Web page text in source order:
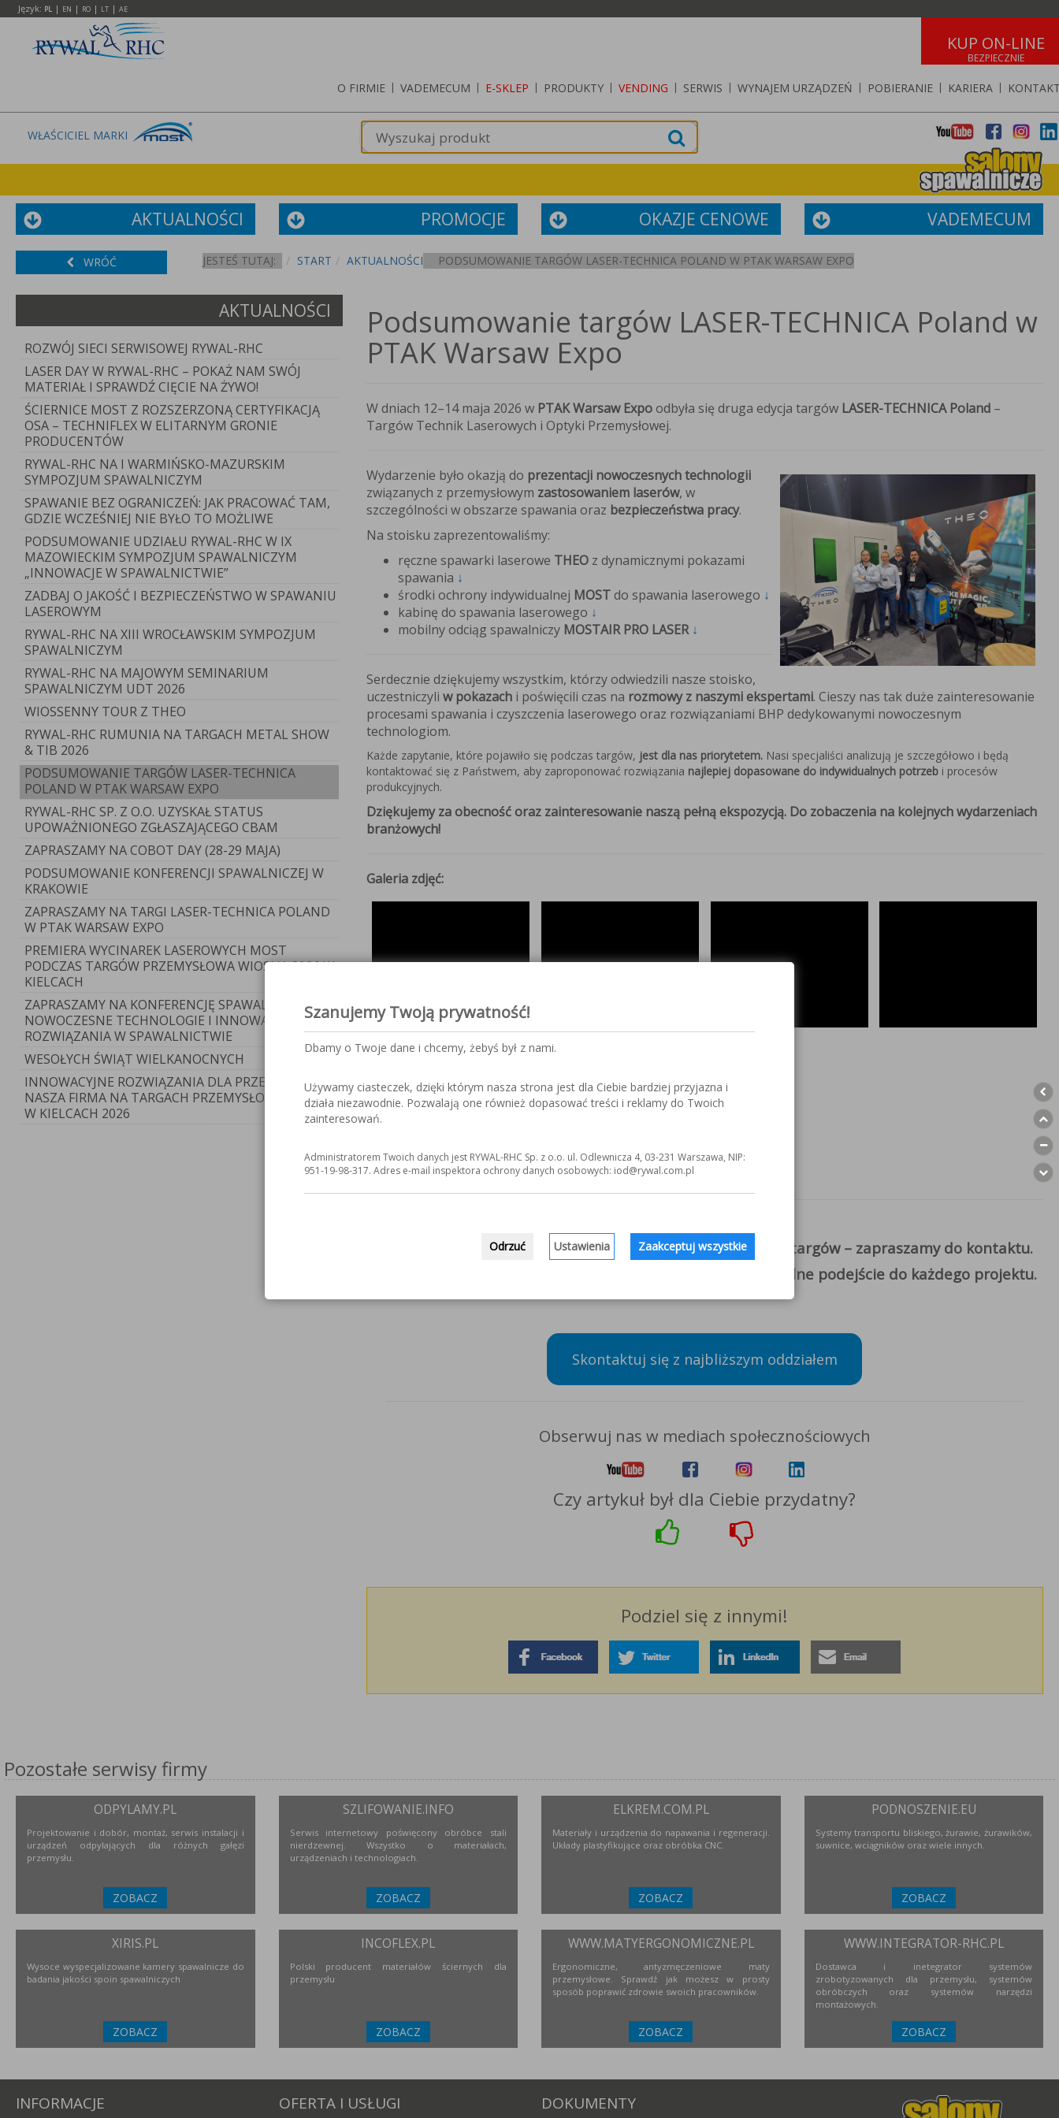
Język: PL | EN | RO | LT | AE
KUP ON-LINE
O FIRMIE | VADEMECUM | E-SKLEP | PRODUKTY | VENDING | SERWIS | WYNAJEM URZĄDZEŃ | POBIERANIE | KARIERA |
WŁAŚCICIEL MARKI
AKTUALNOŚCI PROMOCJE OKAZJE CENOWE VADEMECUM
WRÓĆ JESTEŚ TUTAJ: START AKTUALNOŚCI PODSUMOWANIE TARGÓW LASER-TECHNICA POLAND W PTAK WARSAW EXPO
AKTUALNOŚCI
ROZWÓJ SIECI SERWISOWEJ RYWAL-RHC
LASER DAY W RYWAL-RHC – POKAŻ NAM SWÓJ
MATERIAŁ I SPRAWDŹ CIĘCIE NA ŻYWO!
ŚCIERNICE MOST Z ROZSZERZONĄ CERTYFIKACJĄ
OSA – TECHNIFLEX W ELITARNYM GRONIE
PRODUCENTÓW
RYWAL-RHC NA I WARMIŃSKO-MAZURSKIM
SYMPOZJUM SPAWALNICZYM
SPAWANIE BEZ OGRANICZEŃ: JAK PRACOWAĆ TAM,
GDZIE WCZEŚNIEJ NIE BYŁO TO MOŻLIWE
PODSUMOWANIE UDZIAŁU RYWAL-RHC W IX
MAZOWIECKIM SYMPOZJUM SPAWALNICZYM
„INNOWACJE W SPAWALNICTWIE”
ZADBAJ O JAKOŚĆ I BEZPIECZEŃSTWO W SPAWANIU
LASEROWYM
RYWAL-RHC NA XIII WROCŁAWSKIM SYMPOZJUM
SPAWALNICZYM
RYWAL-RHC NA MAJOWYM SEMINARIUM
SPAWALNICZYM UDT 2026
WIOSSENNY TOUR Z THEO
RYWAL-RHC RUMUNIA NA TARGACH METAL SHOW
& TIB 2026
PODSUMOWANIE TARGÓW LASER-TECHNICA
POLAND W PTAK WARSAW EXPO
RYWAL-RHC SP. Z O.O. UZYSKAŁ STATUS
UPOWAŻNIONEGO ZGŁASZAJĄCEGO CBAM
ZAPRASZAMY NA COBOT DAY (28-29 MAJA)
PODSUMOWANIE KONFERENCJI SPAWALNICZEJ W
KRAKOWIE
ZAPRASZAMY NA TARGI LASER-TECHNICA POLAND
W PTAK WARSAW EXPO
PREMIERA WYCINAREK LASEROWYCH MOST
PODCZAS TARGÓW PRZEMYSŁOWA WIOSNA 2026 W
KIELCACH
ZAPRASZAMY NA KONFERENCJĘ SPAWALNICZĄ –
NOWOCZESNE TECHNOLOGIE I INNOWACYJNE
ROZWIĄZANIA W SPAWALNICTWIE
WESOŁYCH ŚWIĄT WIELKANOCNYCH
INNOWACYJNE ROZWIĄZANIA DLA PRZEMYSŁU:
NASZA FIRMA NA TARGACH PRZEMYSŁOWA WIOSNA
W KIELCACH 2026
Podsumowanie targów LASER-TECHNICA Poland w
PTAK Warsaw Expo
W dniach 12–14 maja 2026 w PTAK Warsaw Expoodbyła się druga edycja targów LASER-TECHNICA Poland–
Targów Technik Laserowych i Optyki Przemysłowej.
Wydarzenie było okazją do prezentacji nowoczesnych technologii
związanych z przemysłowym zastosowaniem laserów, w
szczególności w obszarze spawania oraz bezpieczeństwa pracy.
Na stoisku zaprezentowaliśmy:
ręczne spawarki laserowe THEO z dynamicznymi pokazami
spawania ↓
środki ochrony indywidualnej MOSTdo spawania laserowego ↓
kabinę do spawania laserowego ↓
mobilny odciąg spawalniczy MOSTAIR PRO LASER ↓
Serdecznie dziękujemy wszystkim, którzy odwiedzili nasze stoisko,
uczestniczyli w pokazachi poświęcili czas na rozmowy z naszymi ekspertami. Cieszy nas tak duże zainteresowanie
procesami spawania i czyszczenia laserowego oraz rozwiązaniami BHP dedykowanymi nowoczesnym
technologiom.
Każde zapytanie, które pojawiło się podczas targów, jest dla nas priorytetem.Nasi specjaliści analizują je szczegółowo i będą
kontaktować się z Państwem, aby zaproponować rozwiązania najlepiej dopasowane do indywidualnych potrzebi procesów
produkcyjnych.
Dziękujemy za obecność oraz zainteresowanie naszą pełną ekspozycją. Do zobaczenia na kolejnych wydarzeniach
branżowych!
Galeria zdjęć:
Jeśli nie mieli Państwo okazji porozmawiać z nami podczas targów – zapraszamy do kontaktu.
Nasz zespół pozostaje do dyspozycji i gwarantuje indywidualne podejście do każdego projektu.
Skontaktuj się z najbliższym oddziałem
Obserwuj nas w mediach społecznościowych
przyłbicy
MOST
wymuszonym
oferty
promocyjnej
akumulatorową
wiertarko-
wkrętarką
Black&Decker
Czy artykuł był dla Ciebie przydatny?
Podziel się z innymi!
Pozostałe serwisy firmy
ODPYLAMY.PL
Projektowanie i dobór, montaż, serwis instalacji i
urządzeń odpylających dla różnych gałęzi
przemysłu.
ZOBACZ
SZLIFOWANIE.INFO
Serwis internetowy poświęcony obróbce stali
nierdzewnej. Wszystko o materiałach,
urządzeniach i technologiach.
ZOBACZ
ELKREM.COM.PL
Materiały i urządzenia do napawania i regeneracji.
Układy plastyfikujące oraz obróbka CNC.
ZOBACZ
PODNOSZENIE.EU
Systemy transportu bliskiego, żurawie, żurawików,
suwnice, wciągników oraz wiele innych.
ZOBACZ
XIRIS.PL
Wysoce wyspecjalizowane kamery spawalnicze do
badania jakości spoin spawalniczych
ZOBACZ
INCOFLEX.PL
Polski producent materiałów ściernych dla
przemysłu
ZOBACZ
WWW.MATYERGONOMICZNE.PL
Ergonomiczne, antyzmęczeniowe maty
przemysłowe. Sprawdź jak możesz w prosty
sposób poprawić zdrowie swoich pracowników.
ZOBACZ
WWW.INTEGRATOR-RHC.PL
Dostawca i inetegrator systemów
zrobotyzowanych dla przemysłu, systemów
obróbczych oraz systemów narzędzi
montażowych.
ZOBACZ
INFORMACJE OFERTA I USŁUGI DOKUMENTY
Szanujemy Twoją prywatność!
Dbamy o Twoje dane i chcemy, żebyś był z nami.
Używamy ciasteczek, dzięki którym nasza strona jest dla Ciebie bardziej przyjazna i
działa niezawodnie. Pozwalają one również dopasować treści i reklamy do Twoich
zainteresowań.
Administratorem Twoich danych jest RYWAL-RHC Sp. z o.o. ul. Odlewnicza 4, 03-231 Warszawa, NIP:
951-19-98-317. Adres e-mail inspektora ochrony danych osobowych: iod@rywal.com.pl
Odrzuć Ustawienia Zaakceptuj wszystkie